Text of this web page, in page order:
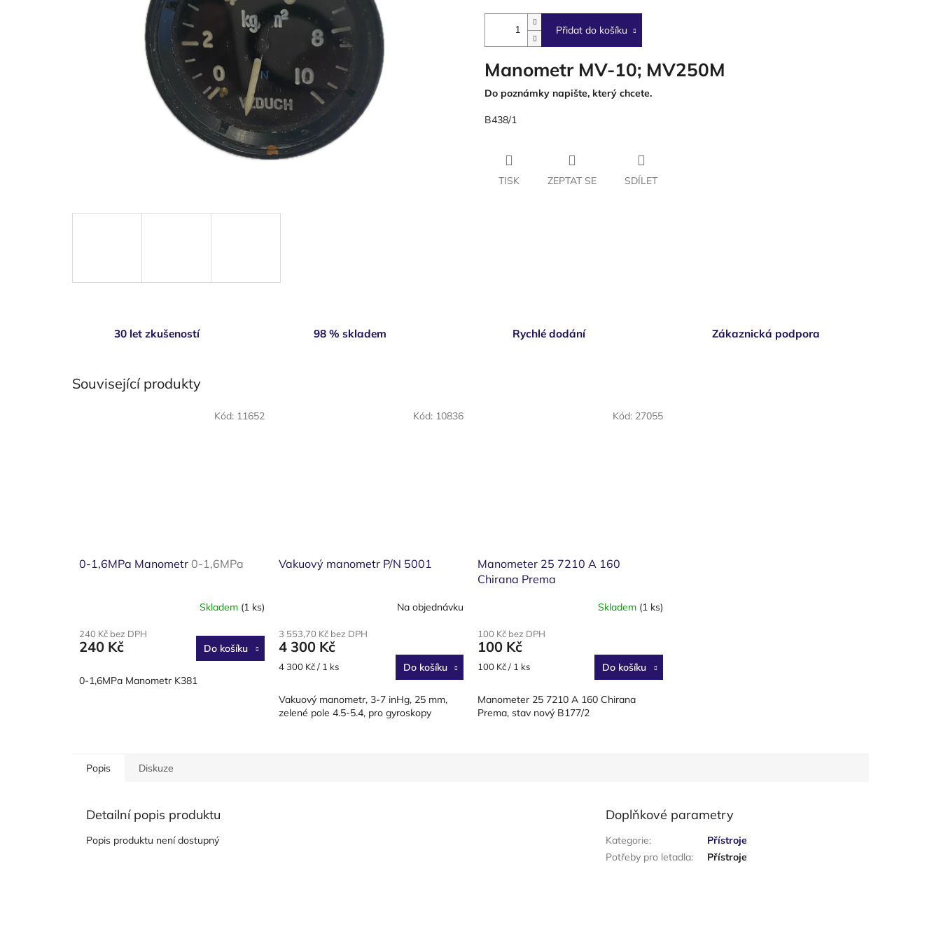
Přidat do košíku
Manometr MV-10; MV250M
Do poznámky napište, který chcete.
B438/1
TISK ZEPTAT SE SDÍLET
30 let zkušeností 98 % skladem Rychlé dodání Zákaznická podpora
Související produkty
0-1,6MPa Manometr 0-1,6MPa
Skladem (1 ks)
240 Kč bez DPH
240 Kč Do košíku
0-1,6MPa Manometr K381
Kód: 11652
Vakuový manometr P/N 5001
Na objednávku
3 553,70 Kč bez DPH
4 300 Kč
Měrná
4 300 Kč / 1 ks Do košíku
Vakuový manometr, 3-7 inHg, 25 mm,
zelené pole 4.5-5.4, pro gyroskopy
Kód: 10836
Manometer 25 7210 A 160
Chirana Prema
Skladem (1 ks)
100 Kč bez DPH
100 Kč
Měrná
100 Kč / 1 ks Do košíku
Manometer 25 7210 A 160 Chirana
Prema, stav nový B177/2
Kód: 27055
Popis Diskuze
Detailní popis produktu
Popis produktu není dostupný
Doplňkové parametry
Kategorie:
Přístroje
Potřeby pro letadla: Přístroje